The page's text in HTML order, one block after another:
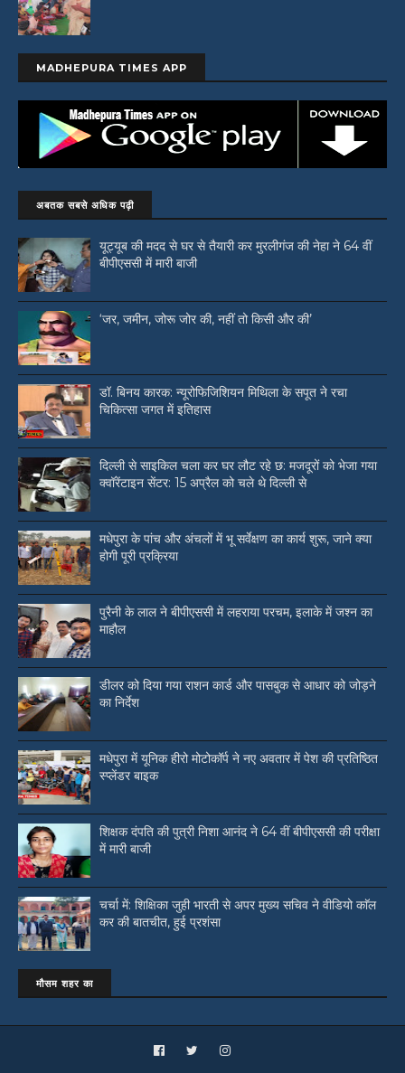
MADHEPURA TIMES APP
अबतक सबसे अधिक पढ़ी
यूट्यूब की मदद से घर से तैयारी कर मुरलीगंज की नेहा ने 64 वीं
बीपीएससी में मारी बाजी
‘जर, जमीन, जोरू जोर की, नहीं तो किसी और की’
डॉ. बिनय कारक: न्यूरोफिजिशियन मिथिला के सपूत ने रचा
चिकित्सा जगत में इतिहास
दिल्ली से साइकिल चला कर घर लौट रहे छ: मजदूरों को भेजा गया
क्वॉरेंटाइन सेंटर: 15 अप्रैल को चले थे दिल्ली से
मधेपुरा के पांच और अंचलों में भू सर्वेक्षण का कार्य शुरू, जाने क्या
होगी पूरी प्रक्रिया
पुरैनी के लाल ने बीपीएससी में लहराया परचम, इलाके में जश्न का
माहौल
डीलर को दिया गया राशन कार्ड और पासबुक से आधार को जोड़ने
का निर्देश
मधेपुरा में यूनिक हीरो मोटोकॉर्प ने नए अवतार में पेश की प्रतिष्ठित
स्प्लेंडर बाइक
शिक्षक दंपति की पुत्री निशा आनंद ने 64 वीं बीपीएससी की परीक्षा
में मारी बाजी
चर्चा में: शिक्षिका जुही भारती से अपर मुख्य सचिव ने वीडियो काॅल
कर की बातचीत, हुई प्रशंसा
मौसम शहर का